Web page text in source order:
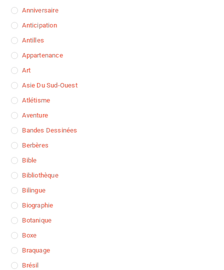
Anniversaire
Anticipation
Antilles
Appartenance
Art
Asie Du Sud-Ouest
Atlétisme
Aventure
Bandes Dessinées
Berbères
Bible
Bibliothèque
Bilingue
Biographie
Botanique
Boxe
Braquage
Brésil